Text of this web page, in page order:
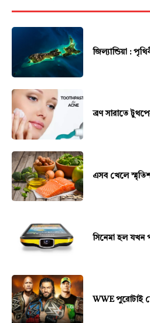
জিল্যান্ডিয়া :
ব্রণ সারাতে
এসব খেলে
সিনেমা হল যখন
WWE পুরোটাই